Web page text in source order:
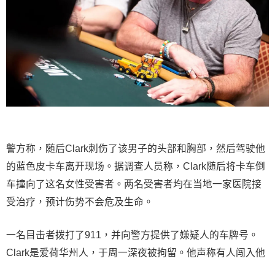
警方称，随后Clark刺伤了该男子的头部和胸部，然后驾驶他
的蓝色皮卡车离开现场。据调查人员称，Clark随后将卡车倒
车撞向了这名女性受害者。两名受害者均在当地一家医院接
受治疗，预计伤势不会危及生命。
一名目击者拨打了911，并向警方提供了嫌疑人的车牌号。
Clark是爱荷华州人，于周一深夜被拘留。他声称有人闯入他